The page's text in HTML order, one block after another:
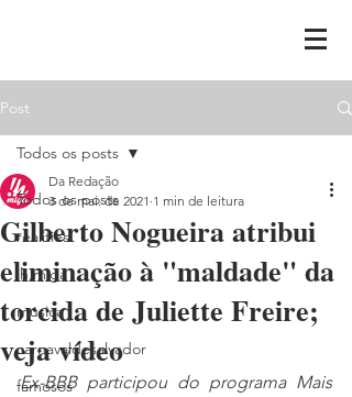
Post
Todos os posts
realities
ih,miga
música
carnavaldesalvador
famosos
Todos os posts
Gilberto Nogueira atribui
eliminação à "maldade" da
torcida de Juliette Freire;
veja vídeo
Da Redação
3 de mai. de 2021 1 min de leitura
Ex-BBB participou do programa Mais